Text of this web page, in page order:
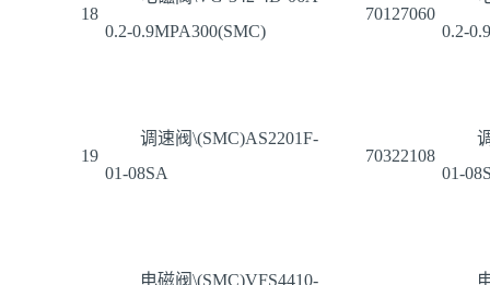
18
0.2-0.9MPA300(SMC)
70127060
0.2-
19
调速阀\(SMC)AS2201F-
01-08SA
70322108
01-
电磁阀\(SMC)VFS4410-